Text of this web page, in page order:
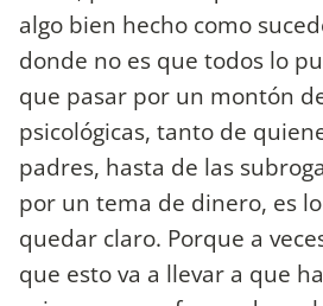
algo bien hecho como
donde no es que todos lo
que pasar por un montón
psicológicas, tanto de
padres, hasta de las
por un tema de dinero, es
quedar claro. Porque a
que esto va a llevar a que